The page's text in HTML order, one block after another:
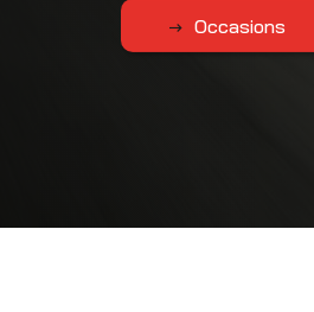
Occasions
APK Keuring
De nieuwe bZ4X